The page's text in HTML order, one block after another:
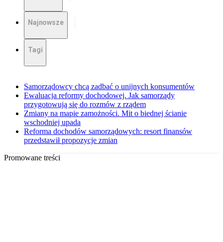
Najnowsze
Tagi
Samorządowcy chcą zadbać o unijnych konsumentów
Ewaluacja reformy dochodowej. Jak samorządy
przygotowują się do rozmów z rządem
Zmiany na mapie zamożności. Mit o biednej ścianie
wschodniej upada
Reforma dochodów samorządowych: resort finansów
przedstawił propozycje zmian
Promowane treści